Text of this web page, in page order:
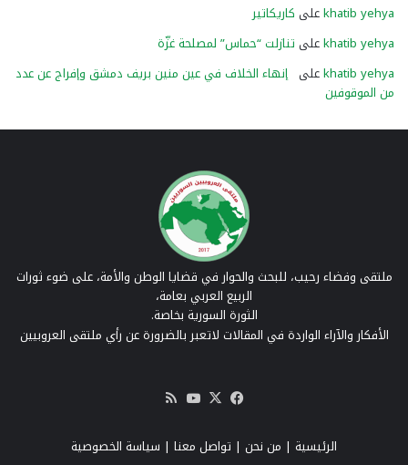
khatib yehyaعلى كاريكاتير
khatib yehyaعلى تنازلت “حماس” لمصلحة غزّة
khatib yehyaعلى إنهاء الخلاف في عين منين بريف دمشق وإفراج عن عدد
من الموقوفين
ملتقى وفضاء رحيب، للبحث والحوار في قضايا الوطن والأمة، على ضوء ثورات
الربيع العربي بعامة،
الثورة السورية بخاصة.
الأفكار والآراء الواردة في المقالات لاتعبر بالضرورة عن رأي ملتقى العروبيين
فيسبوك
‫X
‫YouTube
RSS
الرئيسية | من نحن | تواصل معنا | سياسة الخصوصية